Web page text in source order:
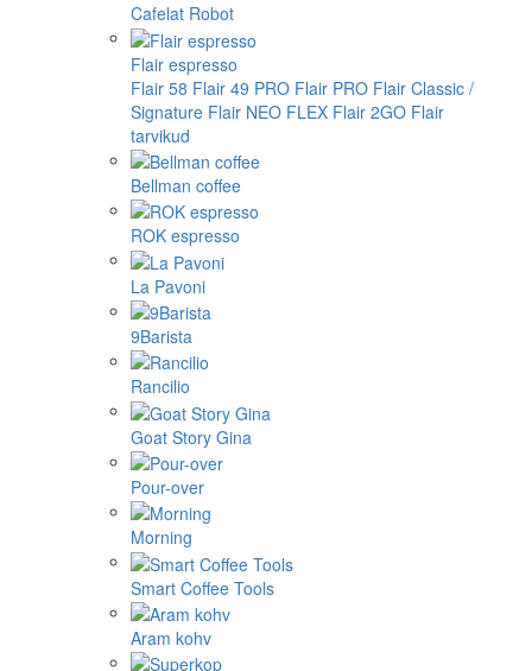
Cafelat Robot
Flair espresso
Flair 58 Flair 49 PRO Flair PRO Flair Classic /
Signature Flair NEO FLEX Flair 2GO Flair
tarvikud
Bellman coffee
ROK espresso
La Pavoni
9Barista
Rancilio
Goat Story Gina
Pour-over
Morning
Smart Coffee Tools
Aram kohv